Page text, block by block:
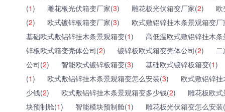
(1) 雕花板光伏箱变厂家(3) 雕花板光伏箱变厂家(2)
欧
(2) 欧式镀锌板箱变厂家(3)
欧式敷铝锌挂木条景观箱变厂
基础欧式敷铝锌挂木条景观箱变(1)
高低温欧式敷铝锌挂木
锌板欧式箱变壳体公司(2) 镀锌板欧式箱变壳体公司(2)
公司(2) 智能欧式镀锌板箱变(3) 基础欧式镀锌板箱变(1)
(1) 欧式敷铝锌挂木条景观箱变怎么安装(3)
欧式敷铝锌
少钱(2) 欧式敷铝锌挂木条景观箱变多少钱(2)
雕花板欧
块预制舱(1) 智能模块预制舱(1)
雕花板光伏箱变怎么安装(